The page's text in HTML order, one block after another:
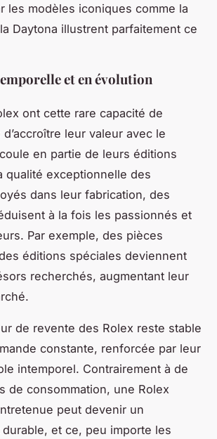
les modèles iconiques comme la
Daytona illustrent parfaitement ce
et en évolution
ont cette rare capacité de
leur valeur avec le
en partie de leurs éditions
qualité exceptionnelle des
dans leur fabrication, des
à la fois les passionnés et
Par exemple, des pièces
éditions spéciales deviennent
recherchés, augmentant leur
de revente des Rolex reste stable
constante, renforcée par leur
intemporel. Contrairement à de
de consommation, une Rolex
peut devenir un
et ce, peu importe les